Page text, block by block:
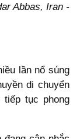
Abbas, Iran -
lần nổ súng
di chuyển
tiếp tục phong